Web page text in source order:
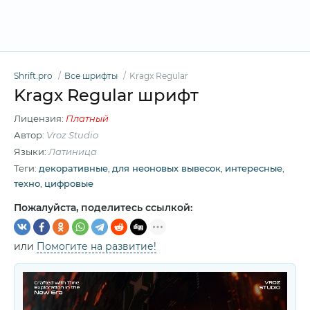
Shrift.pro Все шрифты Kragx Regular
Kragx Regular шрифт
Лицензия: Платный
Автор: Vroz Studio
Языки: Латиница
Теги: декоративные для неоновых вывесок интересные
техно цифровые
Пожалуйста, поделитесь ссылкой:
или Помогите на развитие!